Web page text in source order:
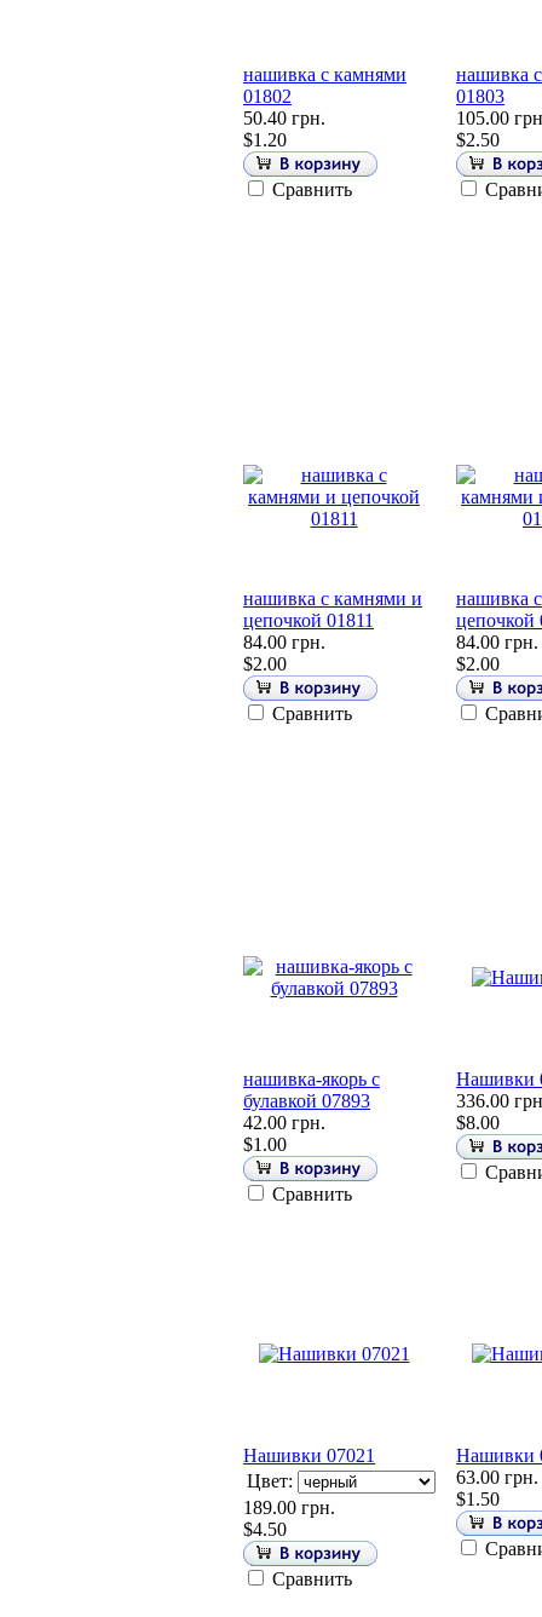
нашивка с камнями
01802
50.40 грн.
$1.20
Сравнить
нашивка
01803
105.00
$2.50
нашивка с камнями и
цепочкой 01811
84.00 грн.
$2.00
Сравнить
нашивка
цепочкой
84.00 грн.
$2.00
нашивка-якорь с
булавкой 07893
42.00 грн.
$1.00
Сравнить
Нашивки
336.00
$8.00
Нашивки 07021
Цвет:
189.00 грн.
$4.50
Сравнить
Нашивки
63.00 грн.
$1.50